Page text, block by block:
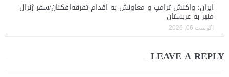
ایران؛ واکنش ترامپ و معاونش به اقدام تفرقه‌افکنان/سفر ژنرال
منیر به عربستان
آگوست 06, 2026
LEAVE A REPLY